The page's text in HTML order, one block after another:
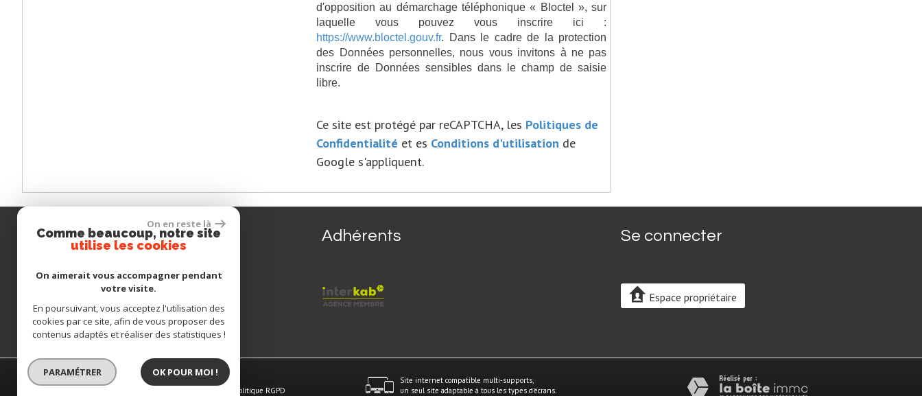
d'opposition au démarchage téléphonique « Bloctel », sur
laquelle vous pouvez vous inscrire ici :
https://www.bloctel.gouv.fr. Dans le cadre de la protection
des Données personnelles, nous vous invitons à ne pas
inscrire de Données sensibles dans le champ de saisie
libre.
Ce site est protégé par reCAPTCHA, les Politiques de
Confidentialité et es Conditions d'utilisation de
Google s'appliquent.
Notre société
E-mail : contact@gcimmopro.com
33700 Mérignac
APPELEZ-MOI !
Adhérents Se connecter
Espace propriétaire
© 2026 | Tous droits réservés | Traduction powered by Google
Politique RGPD
Site internet compatible multi-supports,
un seul site adaptable à tous les types d'écrans.
On en reste là
Comme beaucoup, notre site
utilise les cookies
On aimerait vous accompagner pendant
votre visite.
En poursuivant, vous acceptez l'utilisation des
cookies par ce site, afin de vous proposer des
contenus adaptés et réaliser des statistiques !
PARAMÉTRER OK POUR MOI !